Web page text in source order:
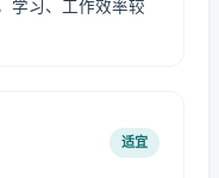
学习、工作效率较
适宜